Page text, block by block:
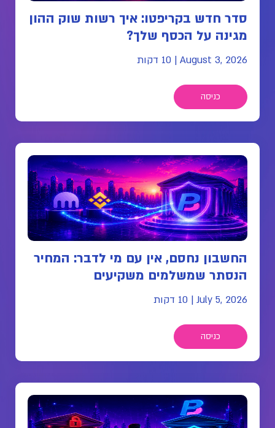
סדר חדש בקריפטו: איך רשות שוק ההון
מגינה על הכסף שלך?
August 3, 2026
| 10 דקות
כניסה
החשבון נחסם, אין עם מי לדבר: המחיר
הנסתר שמשלמים משקיעים
July 5, 2026
| 10 דקות
כניסה